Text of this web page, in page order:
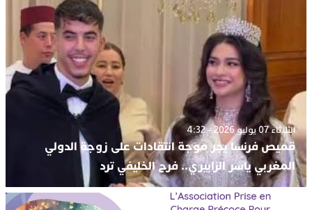
الثلاثاء 07 يوليو 2026 - 4:32
قميص فرنسا يجر موجة انتقادات على زوجة الدولي
المغربي ياسر الزابيري.. فرح الخليفي ترد